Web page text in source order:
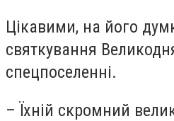
Цікавими, на його
святкування
спецпоселенні.
– Їхній скромний